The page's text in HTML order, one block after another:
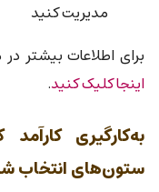
مدیریت کنید
برای اطلاعات بیشتر
اینجا کلیک کنید.
به‌کارگیری
ستون‌های انتخاب